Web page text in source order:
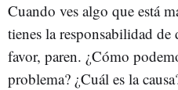
Cuando ves algo que está
tienes la responsabilidad
favor, paren. ¿Cómo
problema? ¿Cuál es la